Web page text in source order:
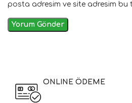
posta adresim ve site adresim bu
ONLINE ÖDEME